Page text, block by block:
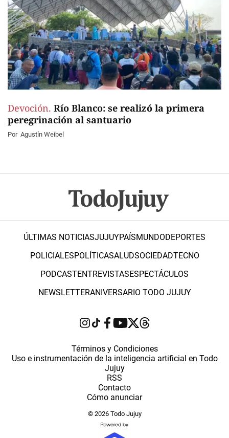
Devoción. Río Blanco: se realizó la primera
peregrinación al santuario
Por Agustín Weibel
ÚLTIMAS NOTICIASJUJUYPAÍSMUNDODEPORTES
POLICIALESPOLÍTICASALUDSOCIEDADTECNO
PODCASTENTREVISTASESPECTÁCULOS
NEWSLETTERANIVERSARIO TODO JUJUY
Términos y Condiciones
Uso e instrumentación de la inteligencia artificial en Todo
Jujuy
RSS
Contacto
Cómo anunciar
© 2026 Todo Jujuy